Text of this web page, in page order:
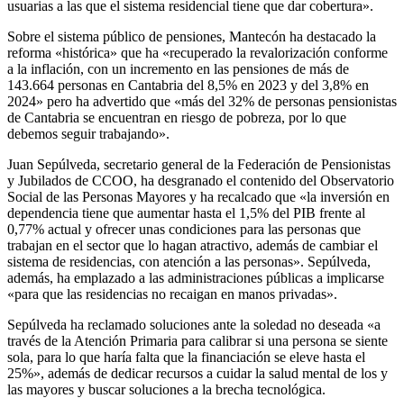
usuarias a las que el sistema residencial tiene que dar cobertura».
Sobre el sistema público de pensiones, Mantecón ha destacado la
reforma «histórica» que ha «recuperado la revalorización conforme
a la inflación, con un incremento en las pensiones de más de
143.664 personas en Cantabria del 8,5% en 2023 y del 3,8% en
2024» pero ha advertido que «más del 32% de personas pensionistas
de Cantabria se encuentran en riesgo de pobreza, por lo que
debemos seguir trabajando».
Juan Sepúlveda, secretario general de la Federación de Pensionistas
y Jubilados de CCOO, ha desgranado el contenido del Observatorio
Social de las Personas Mayores y ha recalcado que «la inversión en
dependencia tiene que aumentar hasta el 1,5% del PIB frente al
0,77% actual y ofrecer unas condiciones para las personas que
trabajan en el sector que lo hagan atractivo, además de cambiar el
sistema de residencias, con atención a las personas». Sepúlveda,
además, ha emplazado a las administraciones públicas a implicarse
«para que las residencias no recaigan en manos privadas».
Sepúlveda ha reclamado soluciones ante la soledad no deseada «a
través de la Atención Primaria para calibrar si una persona se siente
sola, para lo que haría falta que la financiación se eleve hasta el
25%», además de dedicar recursos a cuidar la salud mental de los y
las mayores y buscar soluciones a la brecha tecnológica.